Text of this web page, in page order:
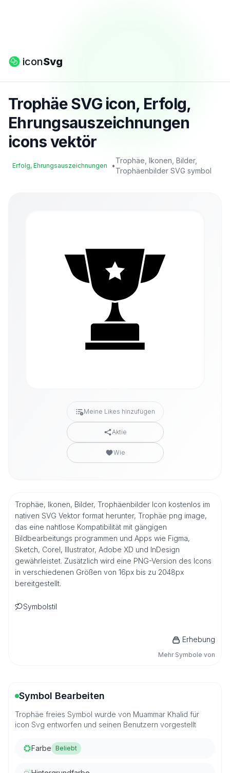
iconSvg
Trophäe SVG icon, Erfolg,
Ehrungsauszeichnungen
icons vektör
Erfolg, Ehrungsauszeichnungen •
Trophäe, Ikonen, Bilder,
Trophäenbilder SVG symbol
Meine Likes hinzufügen
Aktie
Wie
Trophäe, Ikonen, Bilder, Trophäenbilder Icon kostenlos im
nativen SVG Vektor format herunter, Trophäe png image,
das eine nahtlose Kompatibilität mit gängigen
Bildbearbeitungs programmen und Apps wie Figma,
Sketch, Corel, Illustrator, Adobe XD und InDesign
gewährleistet. Zusätzlich wird eine PNG-Version des Icons
in verschiedenen Größen von 16px bis zu 2048px
bereitgestellt.
Symbolstil
Erhebung
Mehr Symbole von
Symbol Bearbeiten
Trophäe freies Symbol wurde von Muammar Khalid für
icon Svg entworfen und seinen Benutzern vorgestellt
Farbe Beliebt